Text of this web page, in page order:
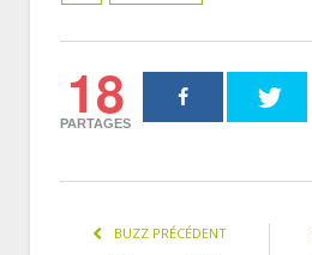
18
PARTAGES
BUZZ PRÉCÉDENT